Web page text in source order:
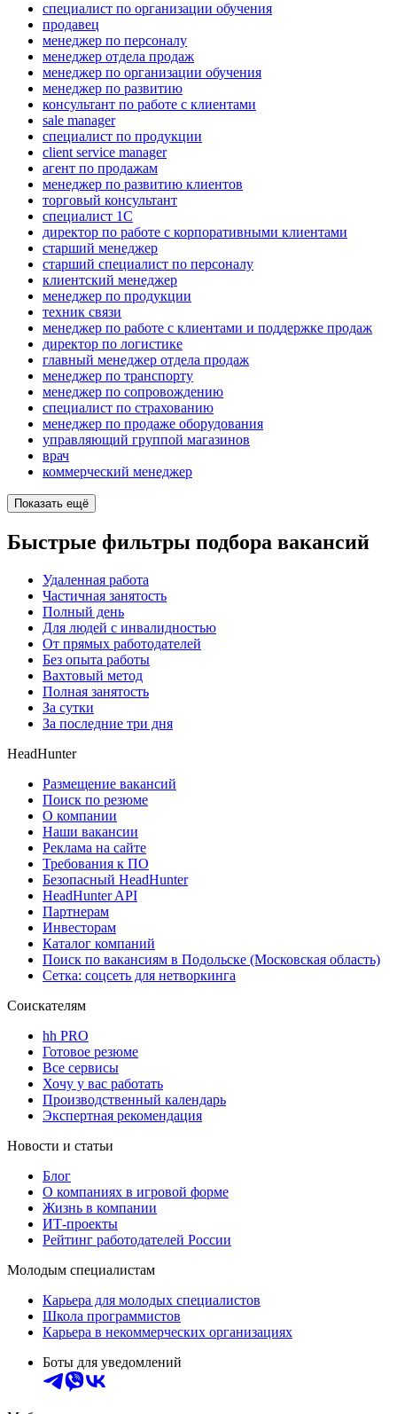
специалист по организации обучения
продавец
менеджер по персоналу
менеджер отдела продаж
менеджер по организации обучения
менеджер по развитию
консультант по работе с клиентами
sale manager
специалист по продукции
client service manager
агент по продажам
менеджер по развитию клиентов
торговый консультант
специалист 1С
директор по работе с корпоративными клиентами
старший менеджер
старший специалист по персоналу
клиентский менеджер
менеджер по продукции
техник связи
менеджер по работе с клиентами и поддержке продаж
директор по логистике
главный менеджер отдела продаж
менеджер по транспорту
менеджер по сопровождению
специалист по страхованию
менеджер по продаже оборудования
управляющий группой магазинов
врач
коммерческий менеджер
Показать ещё
Быстрые фильтры подбора вакансий
Удаленная работа
Частичная занятость
Полный день
Для людей с инвалидностью
От прямых работодателей
Без опыта работы
Вахтовый метод
Полная занятость
За сутки
За последние три дня
HeadHunter
Размещение вакансий
Поиск по резюме
О компании
Наши вакансии
Реклама на сайте
Требования к ПО
Безопасный HeadHunter
HeadHunter API
Партнерам
Инвесторам
Каталог компаний
Поиск по вакансиям в Подольске (Московская область)
Сетка: соцсеть для нетворкинга
Соискателям
hh PRO
Готовое резюме
Все сервисы
Хочу у вас работать
Производственный календарь
Экспертная рекомендация
Новости и статьи
Блог
О компаниях в игровой форме
Жизнь в компании
ИТ-проекты
Рейтинг работодателей России
Молодым специалистам
Карьера для молодых специалистов
Школа программистов
Карьера в некоммерческих организациях
Боты для уведомлений